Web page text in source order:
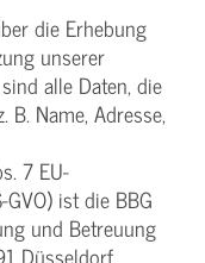
die Erhebung
unserer
alle Daten, die
Name, Adresse,
7 EU-
ist die BBG
und Betreuung